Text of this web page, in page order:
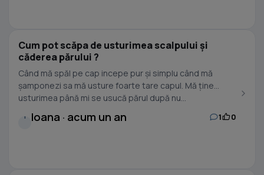
Cum pot scăpa de usturimea scalpului și
căderea părului ?
Când mă spăl pe cap incepe pur și simplu când mă
șamponezi sa mă usture foarte tare capul. Mă ține
usturimea până mi se usucă părul după nu...
I Ioana · acum un an 1 0